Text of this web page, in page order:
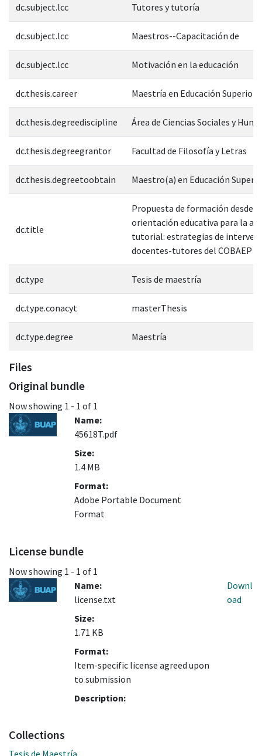
dc.subject.lcc Tutores y tutoría
dc.subject.lcc Maestros--Capacitación de
dc.subject.lcc Motivación en la educación
dc.thesis.career Maestría en Educación Superior
dc.thesis.degreediscipline Área de Ciencias Sociales y
dc.thesis.degreegrantor Facultad de Filosofía y Letras
dc.thesis.degreetoobtain Maestro(a) en Educación
dc.title
Propuesta de formación desde la
orientación educativa para la
tutorial: estrategias de
docentes-tutores del COBAEP
dc.type Tesis de maestría
dc.type.conacyt masterThesis
dc.type.degree Maestría
Files
Original bundle
Now showing 1 - 1 of 1
Name:
45618T.pdf
Size:
1.4 MB
Format:
Adobe Portable Document
Format
License bundle
Now showing 1 - 1 of 1
Name:
license.txt
Size:
1.71 KB
Format:
Item-specific license agreed upon
to submission
Description:
Downl
oad
Collections